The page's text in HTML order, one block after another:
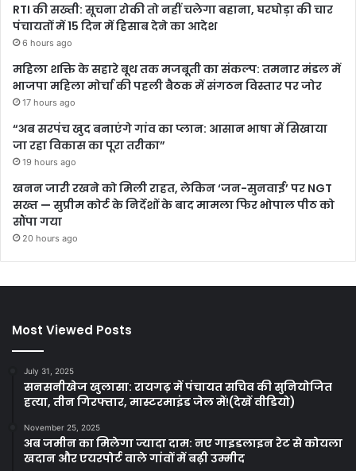
RTI की सख्ती: सूचना रोकी तो नहीं चलेगा बहाना, घरघोड़ा की चार
पंचायतों में 15 दिन में हिसाब देने का आदेश
6 hours ago
महिला शक्ति के सहारे बूथ तक मजबूती का संकल्प: तमनार मंडल में
भाजपा महिला मोर्चा की पहली बैठक में संगठन विस्तार पर जोर
17 hours ago
“अब सरपंच खुद बनाएंगे गांव का प्लान: आसान भाषा में सिखाया
जा रहा विकास का पूरा तरीका”
19 hours ago
खनन जारी रखने को मिली राहत, लेकिन ‘जन-सुनवाई’ पर NGT
सख्त — सुप्रीम कोर्ट के निर्देशों के बाद मामला फिर भोपाल पीठ को
सौंपा गया
20 hours ago
Most Viewed Posts
July 31, 2025
सनसनीखेज खुलासा: रायगढ़ में पंचायत सचिव की सुनियोजित
हत्या, तीन गिरफ्तार, मास्टरमाइंड जेल में!(देखें वीडियो)
November 25, 2025
अब जमीन का मिलेगा ज्यादा दाम: नए गाइडलाइन रेट से कोयला
खदान और एयरपोर्ट वाले गांवों में बढ़ी उम्मीद